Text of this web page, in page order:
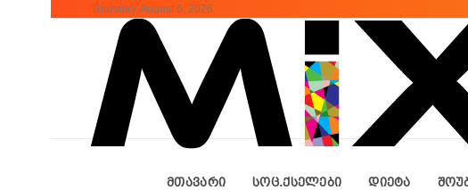
Thursday, August 6, 2026
ᲛᲗᲐᲕᲐᲠᲘ ᲡᲝᲪ.ᲥᲡᲔᲚᲔᲑᲘ ᲓᲘᲔᲢᲐ